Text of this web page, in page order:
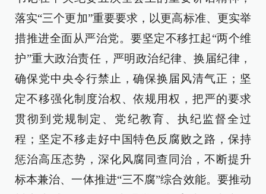
落实“三个更加”重要要求，以更高标准、更实举
措推进全面从严治党。要坚定不移扛起“两个维
护”重大政治责任，严明政治纪律、换届纪律，
确保党中央令行禁止，确保换届风清气正；坚
定不移强化制度治权、依规用权，把严的要求
贯彻到党规制定、党纪教育、执纪监督全过
程；坚定不移走好中国特色反腐败之路，保持
惩治高压态势，深化风腐同查同治，不断提升
标本兼治、一体推进“三不腐”综合效能。要推动